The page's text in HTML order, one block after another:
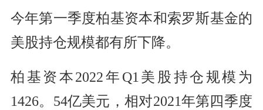
今年第一季度柏基资本和索罗斯基金的
美股持仓规模都有所下降。
柏基资本2022年Q1美股持仓规模为
1426。54亿美元，相对2021年第四季度